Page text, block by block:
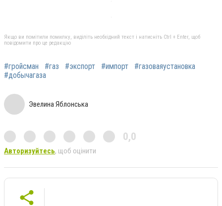
Якщо ви помітили помилку, виділіть необхідний текст і натисніть Ctrl + Enter, щоб
повідомити про це редакцію
#гройсман #газ #экспорт #импорт
#газоваяустановка
#добычагаза
Эвелина Яблонська
0,0
Авторизуйтесь, щоб оцінити